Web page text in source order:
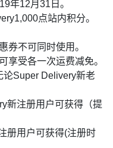
年12月31日。
点站内积分。
券不可同时使用。
享受各一次运费减免。
论Super Delivery新老
新注册用户可获得（提
册用户可获得(注册时